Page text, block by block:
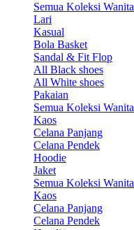
Semua Koleksi Wanita
Lari
Kasual
Bola Basket
Sandal & Fit Flop
All Black shoes
All White shoes
Pakaian
Semua Koleksi Wanita
Kaos
Celana Panjang
Celana Pendek
Hoodie
Jaket
Semua Koleksi Wanita
Kaos
Celana Panjang
Celana Pendek